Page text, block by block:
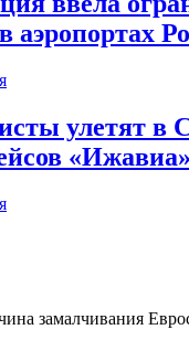
аэропортах
улетят в
«Ижавиа»
замалчивания